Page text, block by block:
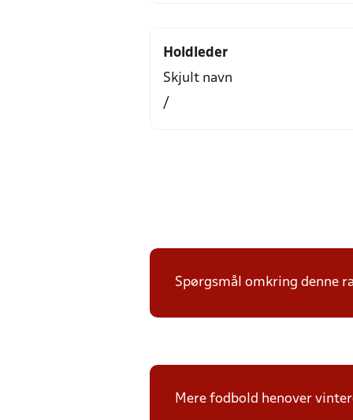
Holdleder
Skjult navn
/
Spørgsmål omkring denne
Mere fodbold henover